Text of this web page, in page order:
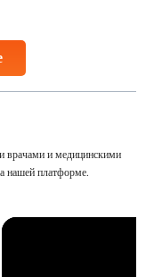
и медицинскими
нашей платформе.